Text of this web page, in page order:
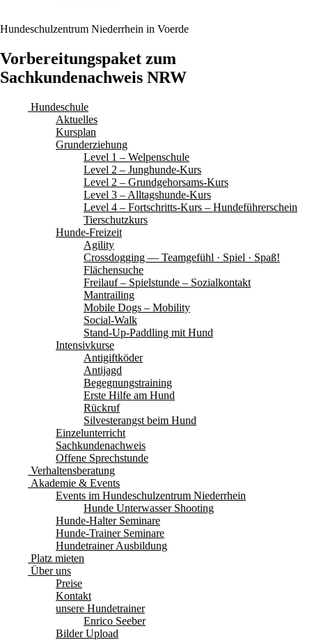
Hundeschulzentrum Niederrhein in Voerde
Vorbereitungspaket zum
Sachkundenachweis NRW
Hundeschule
Aktuelles
Kursplan
Grunderziehung
Level 1 – Welpenschule
Level 2 – Junghunde-Kurs
Level 2 – Grundgehorsams-Kurs
Level 3 – Alltagshunde-Kurs
Level 4 – Fortschritts-Kurs – Hundeführerschein
Tierschutzkurs
Hunde-Freizeit
Agility
Crossdogging — Teamgefühl · Spiel · Spaß!
Flächensuche
Freilauf – Spielstunde – Sozialkontakt
Mantrailing
Mobile Dogs – Mobility
Social-Walk
Stand-Up-Paddling mit Hund
Intensivkurse
Antigiftköder
Antijagd
Begegnungstraining
Erste Hilfe am Hund
Rückruf
Silvesterangst beim Hund
Einzelunterricht
Sachkundenachweis
Offene Sprechstunde
Verhaltensberatung
Akademie & Events
Events im Hundeschulzentrum Niederrhein
Hunde Unterwasser Shooting
Hunde-Halter Seminare
Hunde-Trainer Seminare
Hundetrainer Ausbildung
Platz mieten
Über uns
Preise
Kontakt
unsere Hundetrainer
Enrico Seeber
Bilder Upload